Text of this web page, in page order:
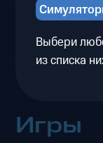
Выбери
из списка
Игры